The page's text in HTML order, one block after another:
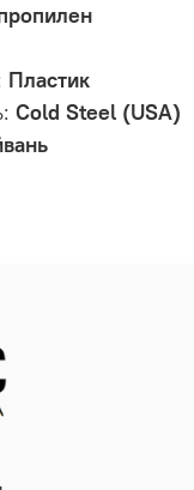
Пластик
Cold Steel (USA)